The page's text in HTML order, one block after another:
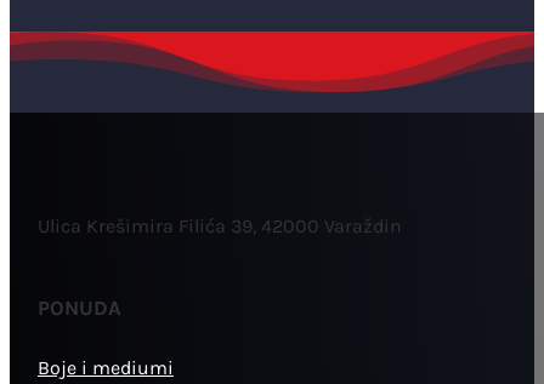
Ulica Krešimira Filića 39, 42000 Varaždin
PONUDA
Boje i mediumi